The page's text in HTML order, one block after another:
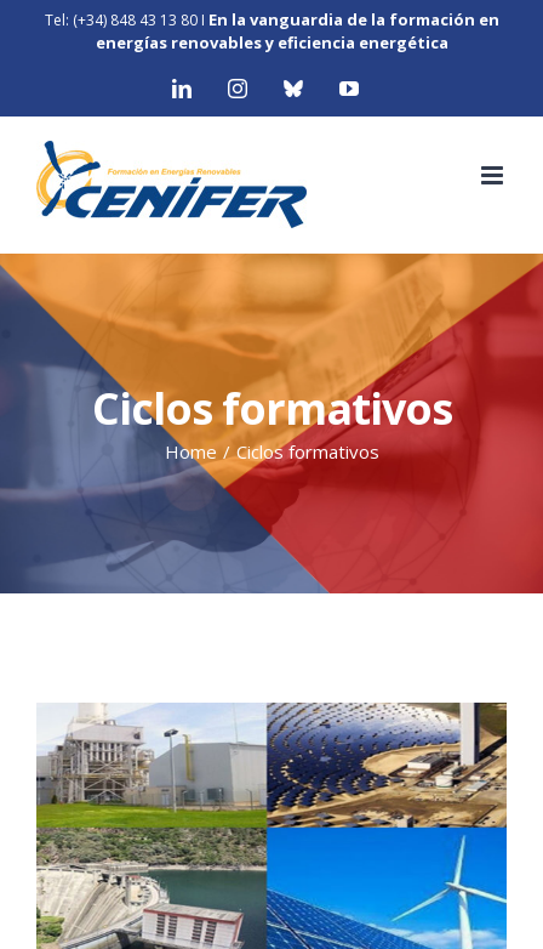
Tel: (+34) 848 43 13 80I En la vanguardia de la formación en
energías renovables y eficiencia energética
LinkedInInstagramBluesky YouTube
Ciclos formativos
Home / Ciclos formativos